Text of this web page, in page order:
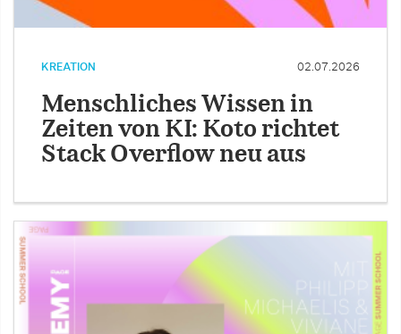
KREATION 02.07.2026
Menschliches Wissen in
Zeiten von KI: Koto richtet
Stack Overflow neu aus